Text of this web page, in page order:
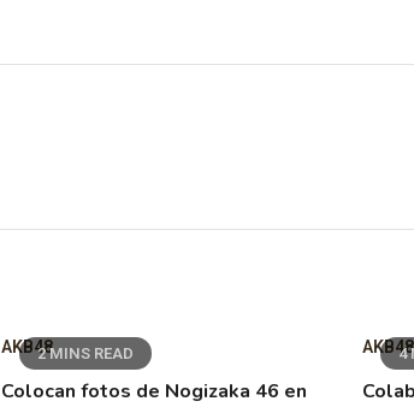
2 MINS READ
AKB48
Colocan fotos de Nogizaka 46 en
4
AKB48